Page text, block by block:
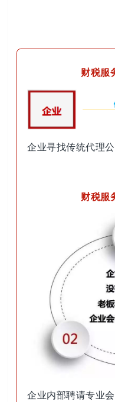
财税服
企业寻找传统代理
财税服
企业内部聘请专业